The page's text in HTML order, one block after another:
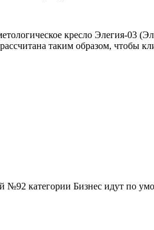
кресло Элегия-03
таким образом, чтобы
категории Бизнес идут по